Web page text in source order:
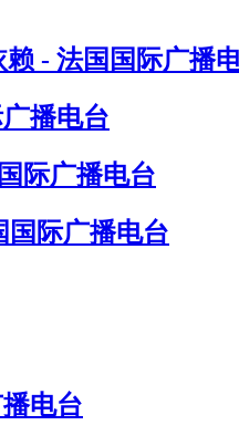
- 法国国际广播
播电台
际广播电台
国际广播电台
电台